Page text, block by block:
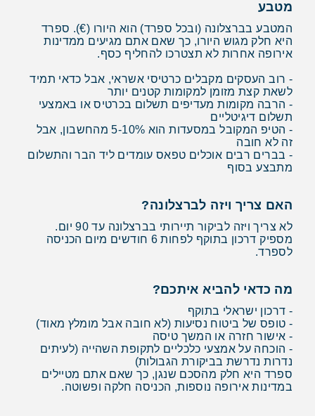
מטבע
המטבע בברצלונה (ובכל ספרד) הוא היורו (€). ספרד
היא חלק מגוש היורו, כך שאם אתם מגיעים ממדינות
אירופה אחרות לא תצטרכו להחליף כסף.
- רוב העסקים מקבלים כרטיסי אשראי, אבל כדאי תמיד
לשאת קצת מזומן למקומות קטנים יותר
- הרבה מקומות מעדיפים תשלום בכרטיס או באמצעי
תשלום דיגיטליים
- הטיפ המקובל במסעדות הוא 5-10% מהחשבון, אבל
זה לא חובה
- בברים רבים אוכלים טפאס עומדים ליד הבר והתשלום
מתבצע בסוף
האם צריך ויזה לברצלונה?
לא צריך ויזה לביקור תיירותי בברצלונה עד 90 יום.
מספיק דרכון בתוקף לפחות 6 חודשים מיום הכניסה
לספרד.
מה כדאי להביא איתכם?
- דרכון ישראלי בתוקף
- טופס של ביטוח נסיעות (לא חובה אבל מומלץ מאוד)
- אישור חזרה או המשך טיסה
- הוכחה על אמצעי כלכליים לתקופת השהייה (לעיתים
נדרות נדרשת בביקורת הגבולות)
ספרד היא חלק מהסכם שנגן, כך שאם אתם מטיילים
במדינות אירופה נוספות, הכניסה חלקה ופשוטה.